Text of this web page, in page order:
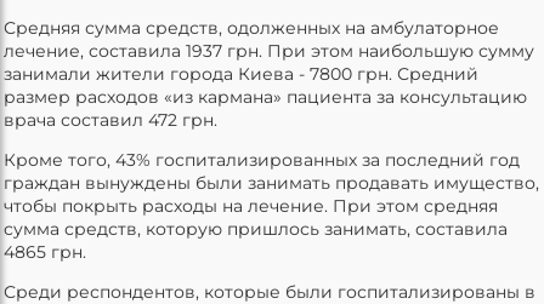
Средняя сумма средств, одолженных на амбулаторное
лечение, составила 1937 грн. При этом наибольшую сумму
занимали жители города Киева - 7800 грн. Средний
размер расходов «из кармана» пациента за консультацию
врача составил 472 грн.
Кроме того, 43% госпитализированных за последний год
граждан вынуждены были занимать продавать имущество,
чтобы покрыть расходы на лечение. При этом средняя
сумма средств, которую пришлось занимать, составила
4865 грн.
Среди респондентов, которые были госпитализированы в